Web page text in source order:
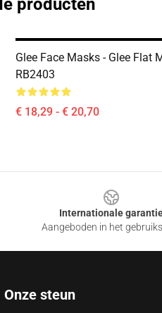
producten
Glee Face Masks - Glee Flat
RB2403
€ 18,29 - € 20,70
Internationale
Aangeboden in het
Onze steun